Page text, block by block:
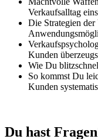
Verkaufsalltag
Die Strategien
Kunden
Wie Du
So kommst Du
Kunden
Du hast